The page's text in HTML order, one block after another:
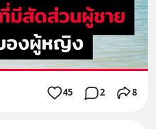
45 2 8